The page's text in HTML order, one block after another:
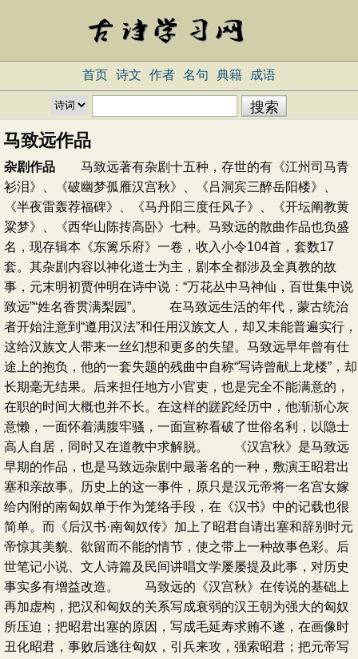
首页 诗文 作者 名句 典籍 成语
马致远作品
杂剧作品 马致远著有杂剧十五种，存世的有《江州司马青
衫泪》、《破幽梦孤雁汉宫秋》、《吕洞宾三醉岳阳楼》、
《半夜雷轰荐福碑》、《马丹阳三度任风子》、《开坛阐教黄
粱梦》、《西华山陈抟高卧》七种。马致远的散曲作品也负盛
名，现存辑本《东篱乐府》一卷，收入小令104首，套数17
套。其杂剧内容以神化道士为主，剧本全都涉及全真教的故
事，元末明初贾仲明在诗中说：“万花丛中马神仙，百世集中说
致远”“姓名香贯满梨园”。 在马致远生活的年代，蒙古统治
者开始注意到“遵用汉法”和任用汉族文人，却又未能普遍实行，
这给汉族文人带来一丝幻想和更多的失望。马致远早年曾有仕
途上的抱负，他的一套失题的残曲中自称“写诗曾献上龙楼”，却
长期毫无结果。后来担任地方小官吏，也是完全不能满意的，
在职的时间大概也并不长。在这样的蹉跎经历中，他渐渐心灰
意懒，一面怀着满腹牢骚，一面宣称看破了世俗名利，以隐士
高人自居，同时又在道教中求解脱。 《汉宫秋》是马致远
早期的作品，也是马致远杂剧中最著名的一种，敷演王昭君出
塞和亲故事。历史上的这一事件，原只是汉元帝将一名宫女嫁
给内附的南匈奴单于作为笼络手段，在《汉书》中的记载也很
简单。而《后汉书·南匈奴传》加上了昭君自请出塞和辞别时元
帝惊其美貌、欲留而不能的情节，使之带上一种故事色彩。后
世笔记小说、文人诗篇及民间讲唱文学屡屡提及此事，对历史
事实多有增益改造。 马致远的《汉宫秋》在传说的基础上
再加虚构，把汉和匈奴的关系写成衰弱的汉王朝为强大的匈奴
所压迫；把昭君出塞的原因，写成毛延寿求贿不遂，在画像时
丑化昭君，事败后逃往匈奴，引兵来攻，强索昭君；把元帝写